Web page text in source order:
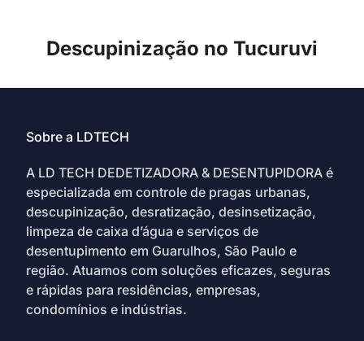
Descupinização no Tucuruvi
Sobre a LDTECH
A LD TECH DEDETIZADORA & DESENTUPIDORA é
especializada em controle de pragas urbanas,
descupinização, desratização, desinsetização,
limpeza de caixa d’água e serviços de
desentupimento em Guarulhos, São Paulo e
região. Atuamos com soluções eficazes, seguras
e rápidas para residências, empresas,
condomínios e indústrias.